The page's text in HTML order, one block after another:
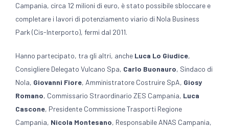
Campania, circa 12 milioni di euro, è stato possibile sbloccare e
completare i lavori di potenziamento viario di Nola Business
Park (Cis-Interporto), fermi dal 2011.
Hanno partecipato, tra gli altri, anche Luca Lo Giudice,
Consigliere Delegato Vulcano Spa, Carlo Buonauro, Sindaco di
Nola, Giovanni Fiore, Amministratore Costruire SpA, Giosy
Romano, Commissario Straordinario ZES Campania, Luca
Cascone, Presidente Commissione Trasporti Regione
Campania, Nicola Montesano, Responsabile ANAS Campania,